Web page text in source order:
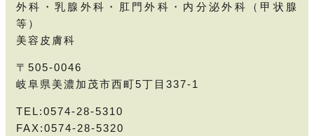
外科・乳腺外科・肛門外科・内分泌外科（甲状腺
等）
美容皮膚科
〒505-0046
岐阜県美濃加茂市西町5丁目337-1
TEL:0574-28-5310
FAX:0574-28-5320